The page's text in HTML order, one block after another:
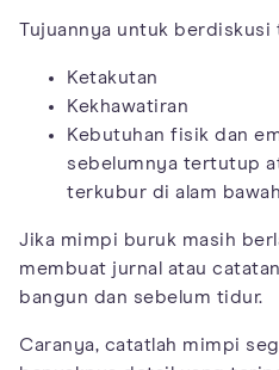
Tujuannya untuk berdiskusi
Ketakutan
Kekhawatiran
Kebutuhan fisik dan
sebelumnya tertutup
terkubur di alam
Jika mimpi buruk masih
membuat jurnal atau
bangun dan sebelum tidur.
Caranya, catatlah mimpi